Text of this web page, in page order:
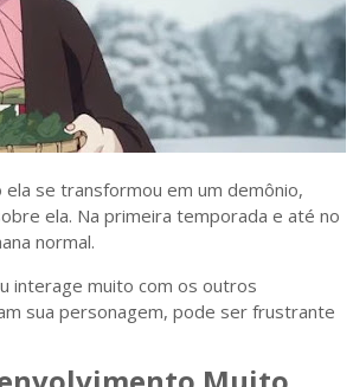
ela se transformou em um demônio,
ela. Na primeira temporada e até no
normal.
interage muito com os outros
sua personagem, pode ser frustrante